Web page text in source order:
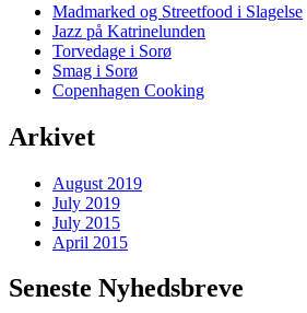
Madmarked og Streetfood i Slagelse
Jazz på Katrinelunden
Torvedage i Sorø
Smag i Sorø
Copenhagen Cooking
Arkivet
August 2019
July 2019
July 2015
April 2015
Seneste Nyhedsbreve